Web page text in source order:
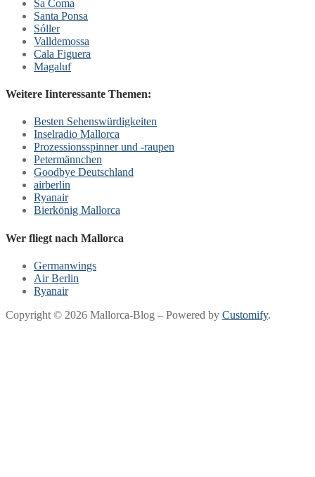
Sa Coma
Santa Ponsa
Sóller
Valldemossa
Cala Figuera
Magaluf
Weitere Iinteressante Themen:
Besten Sehenswürdigkeiten
Inselradio Mallorca
Prozessionsspinner und -raupen
Petermännchen
Goodbye Deutschland
airberlin
Ryanair
Bierkönig Mallorca
Wer fliegt nach Mallorca
Germanwings
Air Berlin
Ryanair
Copyright © 2026 Mallorca-Blog – Powered by Customify.